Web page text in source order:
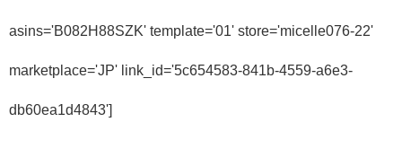
asins='B082H88SZK' template='01' store='micelle076-22'
marketplace='JP' link_id='5c654583-841b-4559-a6e3-
db60ea1d4843']